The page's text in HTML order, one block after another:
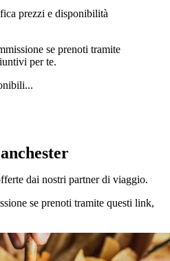
prezzi e disponibilità
se prenoti tramite
per te.
dai nostri partner di viaggio.
se prenoti tramite questi link,